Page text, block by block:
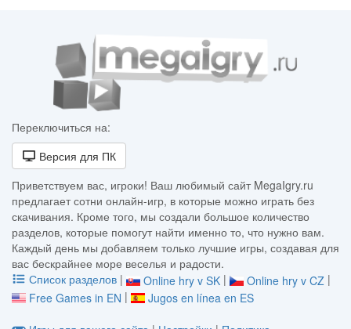
Переключиться на:
Версия для ПК
Приветствуем вас, игроки! Ваш любимый сайт MegaIgry.ru
предлагает сотни онлайн-игр, в которые можно играть без
скачивания. Кроме того, мы создали большое количество
разделов, которые помогут найти именно то, что нужно вам.
Каждый день мы добавляем только лучшие игры, создавая для
вас бескрайнее море веселья и радости.
Список разделов | Online hry v SK | Online hry v CZ |
Free Games in EN |
Jugos en línea en ES